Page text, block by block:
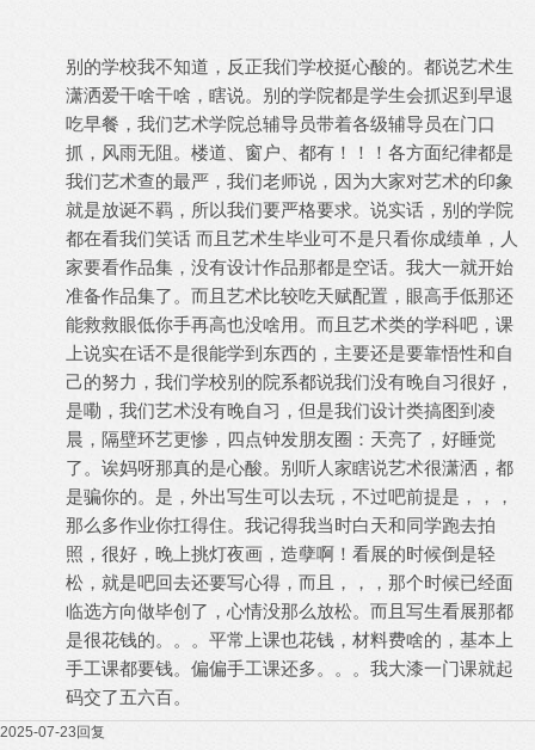
别的学校我不知道，反正我们学校挺心酸的。都说艺术生
潇洒爱干啥干啥，瞎说。别的学院都是学生会抓迟到早退
吃早餐，我们艺术学院总辅导员带着各级辅导员在门口
抓，风雨无阻。楼道、窗户、都有！！！各方面纪律都是
我们艺术查的最严，我们老师说，因为大家对艺术的印象
就是放诞不羁，所以我们要严格要求。说实话，别的学院
都在看我们笑话 而且艺术生毕业可不是只看你成绩单，人
家要看作品集，没有设计作品那都是空话。我大一就开始
准备作品集了。而且艺术比较吃天赋配置，眼高手低那还
能救救眼低你手再高也没啥用。而且艺术类的学科吧，课
上说实在话不是很能学到东西的，主要还是要靠悟性和自
己的努力，我们学校别的院系都说我们没有晚自习很好，
是嘞，我们艺术没有晚自习，但是我们设计类搞图到凌
晨，隔壁环艺更惨，四点钟发朋友圈：天亮了，好睡觉
了。诶妈呀那真的是心酸。别听人家瞎说艺术很潇洒，都
是骗你的。是，外出写生可以去玩，不过吧前提是，，，
那么多作业你扛得住。我记得我当时白天和同学跑去拍
照，很好，晚上挑灯夜画，造孽啊！看展的时候倒是轻
松，就是吧回去还要写心得，而且，，，那个时候已经面
临选方向做毕创了，心情没那么放松。而且写生看展那都
是很花钱的。。。平常上课也花钱，材料费啥的，基本上
手工课都要钱。偏偏手工课还多。。。我大漆一门课就起
码交了五六百。
2025-07-23 回复